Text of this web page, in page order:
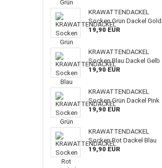
KRAWATTENDACKEL
Socken Grün Dackel Gold
19,90 EUR
KRAWATTENDACKEL
Socken Blau Dackel Gelb
19,90 EUR
KRAWATTENDACKEL
Socken Grün Dackel Pink
19,90 EUR
KRAWATTENDACKEL
Socken Rot Dackel Blau
19,90 EUR